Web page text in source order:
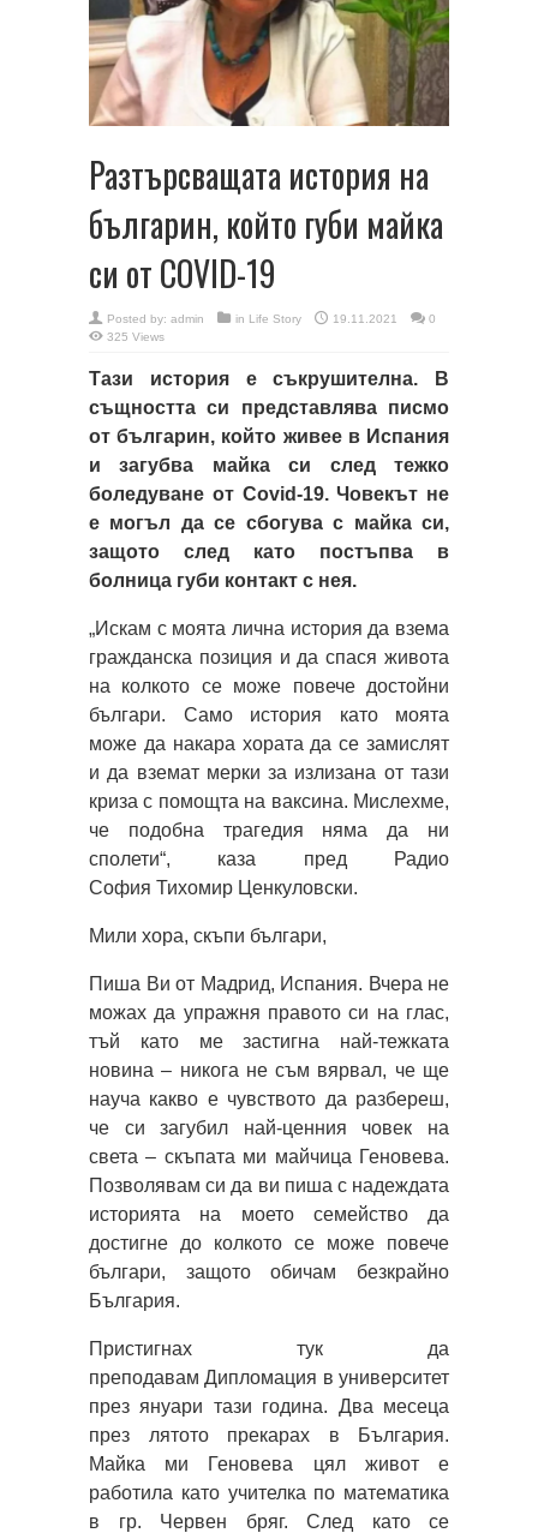
Разтърсващата история на
българин, който губи майка
си от COVID-19
Posted by: admin in Life Story 19.11.2021
0
325 Views
Тази история е съкрушителна. В
същността си представлява писмо
от българин, който живее в Испания
и загубва майка си след тежко
боледуване от Covid-19. Човекът не
е могъл да се сбогува с майка си,
защото след като постъпва в
болница губи контакт с нея.
„Искам с моята лична история да взема
гражданска позиция и да спася живота
на колкото се може повече достойни
българи. Само история като моята
може да накара хората да се замислят
и да вземат мерки за излизана от тази
криза с помощта на ваксина. Мислехме,
че подобна трагедия няма да ни
сполети“, каза пред Радио
София Тихомир Ценкуловски.
Мили хора, скъпи българи,
Пиша Ви от Мадрид, Испания. Вчера не
можах да упражня правото си на глас,
тъй като ме застигна най-тежката
новина – никога не съм вярвал, че ще
науча какво е чувството да разбереш,
че си загубил най-ценния човек на
света – скъпата ми майчица Геновева.
Позволявам си да ви пиша с надеждата
историята на моето семейство да
достигне до колкото се може повече
българи, защото обичам безкрайно
България.
Пристигнах тук да
преподавам Дипломация в университет
през януари тази година. Два месеца
през лятото прекарах в България.
Майка ми Геновева цял живот е
работила като учителка по математика
в гр. Червен бряг. След като се